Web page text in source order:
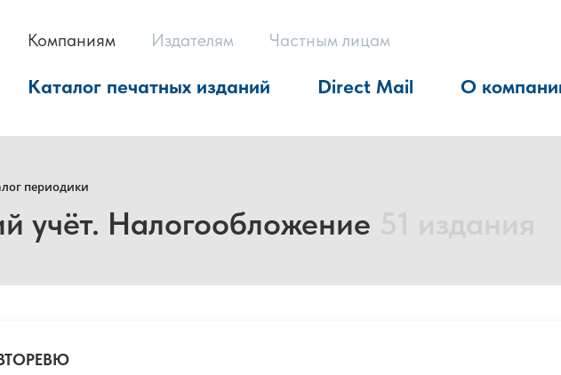
Компаниям Издателям Частным лицам
Каталог печатных изданий Direct Mail О
периодики
учёт. Налогообложение